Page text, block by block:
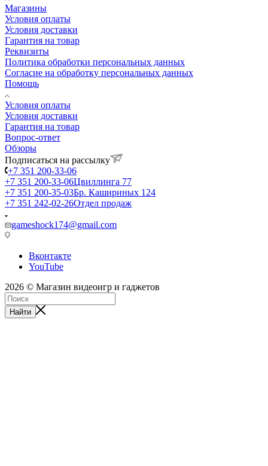
Магазины
Условия оплаты
Условия доставки
Гарантия на товар
Реквизиты
Политика обработки персональных данных
Согласие на обработку персональных данных
Помощь
Условия оплаты
Условия доставки
Гарантия на товар
Вопрос-ответ
Обзоры
Подписаться на рассылку
+7 351 200-33-06
+7 351 200-33-06Цвиллинга 77
+7 351 200-35-03Бр. Кашириных 124
+7 351 242-02-26Отдел продаж
gameshock174@gmail.com
Вконтакте
YouTube
2026 © Магазин видеоигр и гаджетов
Найти